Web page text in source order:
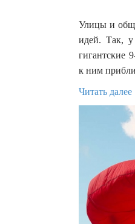
Улицы и
идей. Так, у
гигантские
к ним
Читать